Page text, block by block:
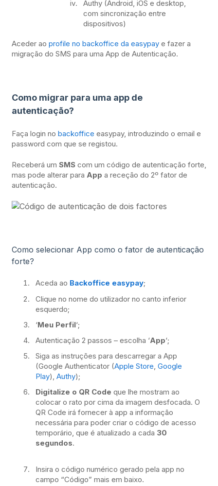
Authy (Android, iOS e desktop,
com sincronização entre
dispositivos)
Aceder ao profile no backoffice da easypay e fazer a
migração do SMS para uma App de Autenticação.
Como migrar para uma app de
autenticação?
Faça login no backoffice easypay, introduzindo o email e
password com que se registou.
Receberá um SMS com um código de autenticação forte,
mas pode alterar para App a receção do 2º fator de
autenticação.
Como selecionar App como o fator de autenticação
forte?
Aceda ao Backoffice easypay;
Clique no nome do utilizador no canto inferior
esquerdo;
‘Meu Perfil‘;
Autenticação 2 passos – escolha ‘App‘;
Siga as instruções para descarregar a App
(Google Authenticator (Apple Store, Google
Play), Authy);
Digitalize o QR Code que lhe mostram ao
colocar o rato por cima da imagem desfocada. O
QR Code irá fornecer à app a informação
necessária para poder criar o código de acesso
temporário, que é atualizado a cada 30
segundos.
Insira o código numérico gerado pela app no
campo “Código” mais em baixo.